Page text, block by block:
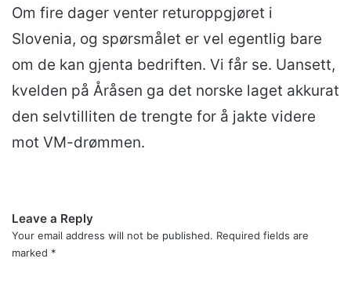
Om fire dager venter returoppgjøret i
Slovenia, og spørsmålet er vel egentlig bare
om de kan gjenta bedriften. Vi får se. Uansett,
kvelden på Åråsen ga det norske laget akkurat
den selvtilliten de trengte for å jakte videre
mot VM-drømmen.
Leave a Reply
Your email address will not be published. Required fields are
marked *